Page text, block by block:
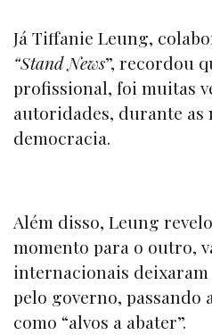
Já Tiffanie Leung,
“Stand News”, recordou
profissional, foi muitas
autoridades, durante as
democracia.
Além disso, Leung
momento para o outro,
internacionais
pelo governo, passando
como “alvos a abater”.